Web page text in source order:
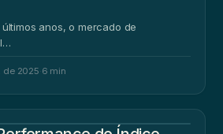
anos, o mercado de
de 2025 6 min